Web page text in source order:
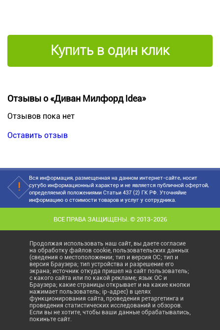
Купить в один клик
Отзывы о «Диван Милфорд Idea»
Отзывов пока нет
Оставить отзыв
Вся информация, размещенная на данном интернет-сайте, носит
сугубо информационный характер и не является публичной офертой,
определяемой положениями Статьи 437 (2) ГК РФ. Уточняйие
информацию о стоимости товаров и услуг у сотрудника.
ВСЕ ПРАВА ЗАЩИЩЕНЫ. © 2013-2026
Продолжая использовать наш сайт, вы даете согласие
на обработку файлов cookie, пользовательских данных
(сведения о местоположении; тип и версия ОС; тип и
версия Браузера; тип устройства и разрешение его
экрана; источник откуда пришел на сайт пользователь;
с какого сайта или по какой рекламе; язык ОС и
Браузера; какие страницы открывает и на какие кнопки
нажимает пользователь; ip-адрес) в целях
функционирования сайта, проведения ретаргетинга и
проведения статистических исследований и обзоров.
Если вы не хотите, чтобы ваши данные обрабатывались,
покиньте сайт.